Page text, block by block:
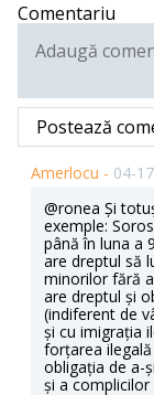
Comentariu
Postează
Amerlocu - 04-
@ronea Și
exemple:
până în luna a
are dreptul să
minorilor fără
are dreptul și
(indiferent de
și cu imigrația
forțarea
obligația de a-
și a